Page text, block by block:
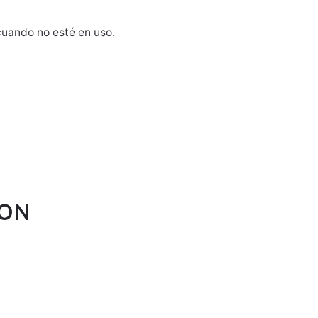
no esté en uso.